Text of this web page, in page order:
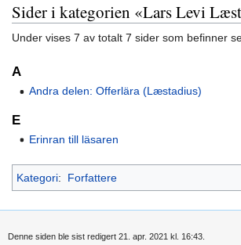
Hopp
til
navigering
Hopp
til
søk
Sider i kategorien «Lars Levi
Under vises 7 av totalt 7 sider som befinner
A
Andra delen: Offerlära (Læstadius)
E
Erinran till läsaren
Kategori: Forfattere
Denne siden ble sist redigert 21. apr. 2021 kl. 16:43.